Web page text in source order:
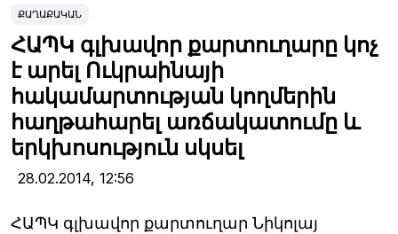
ՔԱՂԱՔԱԿԱՆ
ՀԱՊԿ գլխավոր քարտուղարը կոչ
է արել Ուկրաինայի
հակամարտության կողմերին
հաղթահարել առճակատումը և
երկխոսություն սկսել
28.02.2014, 12:56
ՀԱՊԿ գլխավոր քարտուղար Նիկոլայ